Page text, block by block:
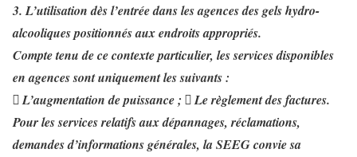
3. L’utilisation dès l’entrée dans les agences des gels hydro-
alcooliques positionnés aux endroits appropriés.
Compte tenu de ce contexte particulier, les services disponibles
en agences sont uniquement les suivants :
 L’augmentation de puissance ;  Le règlement des factures.
Pour les services relatifs aux dépannages, réclamations,
demandes d’informations générales, la SEEG convie sa